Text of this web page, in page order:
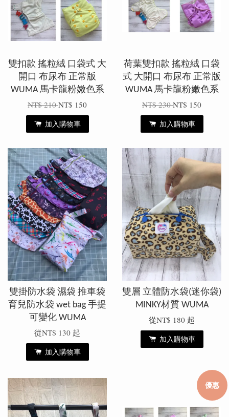
雙扣款 搖粒絨 口袋式 大
開口 布尿布 正常版
WUMA 馬卡龍粉嫩色系
NT$ 210NT$ 150
加入購物車
荷葉雙扣款 搖粒絨 口袋
式 大開口 布尿布 正常版
WUMA 馬卡龍粉嫩色系
NT$ 230NT$ 150
加入購物車
雙掛防水袋 濕袋 推車袋
育兒防水袋 wet bag 手提
可變化 WUMA
從NT$ 130 起
加入購物車
雙層 立體防水袋(迷你袋)
MINKY材質 WUMA
從NT$ 180 起
加入購物車
優惠